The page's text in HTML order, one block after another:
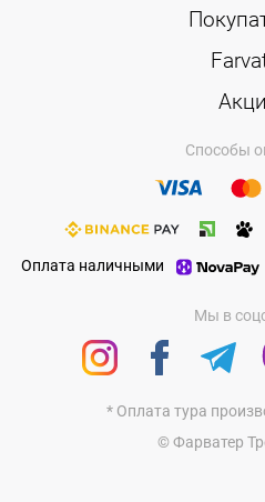
Способы
Оплата наличными
Мы в
* Оплата тура
© Фарватер